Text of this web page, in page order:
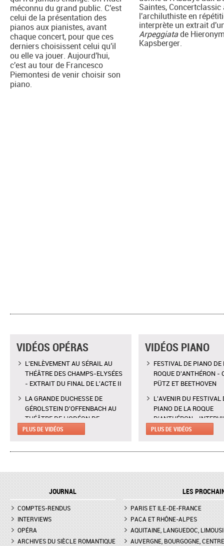
méconnu du grand public. C'est
celui de la présentation des
pianos aux pianistes, avant
chaque concert, pour que ces
derniers choisissent celui qu'il
ou elle va jouer. Aujourd'hui,
c'est au tour de Francesco
Piemontesi de venir choisir son
piano.
Saintes,
l'archiluthiste en
interprète un extrait
Arpeggiatade
Kapsberger.
VIDÉOS OPÉRAS
L'ENLÈVEMENT AU SÉRAIL AU
THÉÂTRE DES CHAMPS-ELYSÉES
- EXTRAIT DU FINAL DE L'ACTE II
LA GRANDE DUCHESSE DE
GÉROLSTEIN D'OFFENBACH AU
THÉÂTRE DE L'ODÉON DE
MARSEILLE - EXTRAIT DE "AH !
L'ENLÈVEMENT AU SÉRAIL AU
- INTERVIEW DE MANON
LA GRANDE DUCHESSE DE
GÉROLSTEIN D'OFFENBACH AU
THÉÂTRE DE L'ODÉON DE
MARSEILLE - INTERVIEW D'YVES
COUDRAY, METTEUR EN SCÈN
PLUS DE VIDÉOS
VIDÉOS PIANO
FESTIVAL DE PIANO DE
ROQUE D'ANTHÉRON -
PÜTZ ET BEETHOVEN
L'AVENIR DU FESTIVAL
PIANO DE LA ROQUE
D'ANTHÉRON -
CLAIRE DÉSERT, CO-
MARTINA MEOLA
BUNIATISHVILI AU
D'ANTHÉRON
FESTIVAL DE PIANO DE
ROQUE D'ANTHÉON -
DE LA PRÉSENTATION
PIANOS
PLUS DE VIDÉOS
JOURNAL
COMPTES-RENDUS
INTERVIEWS
OPÉRA
ARCHIVES DU SIÈCLE ROMANTIQUE
LES
PARIS ET ILE-DE-FRANCE
PACA ET RHÔNE-ALPES
AQUITAINE, LANGUEDOC,
AUVERGNE, BOURGOGNE, CENTRE